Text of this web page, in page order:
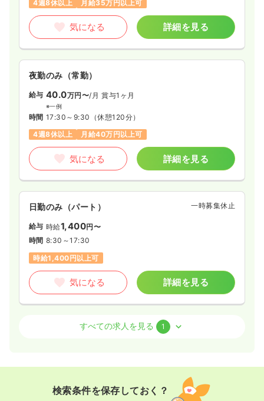
4週8休以上 月給35万円以上可
気になる 詳細を見る
夜勤のみ（常勤）
給与 40.0万円〜/月 賞与1ヶ月
※一例
時間 17:30～9:30 （休憩120分）
4週8休以上
月給40万円以上可
気になる 詳細を見る
日勤のみ（パート） 一時募集休止
給与 時給1,400円〜
時間 8:30～17:30
時給1,400円以上可
気になる 詳細を見る
正看護師
8:30～17:30（休憩60分）
すべての求人を見る 1
検索条件を保存しておく？